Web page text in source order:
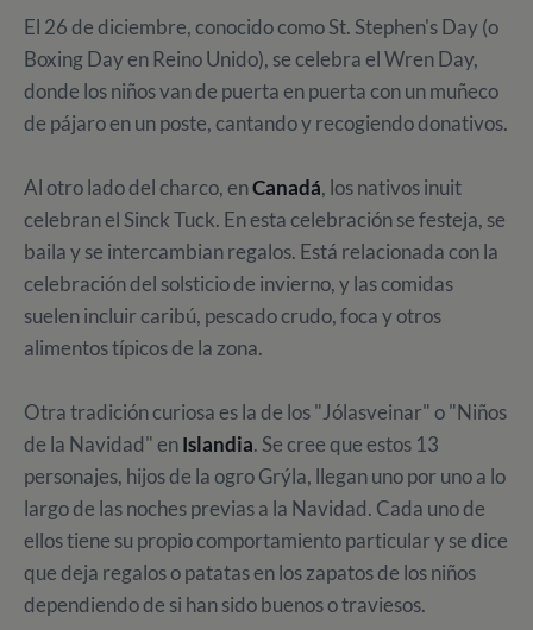
El 26 de diciembre, conocido como St. Stephen's Day (o
Boxing Day en Reino Unido), se celebra el Wren Day,
donde los niños van de puerta en puerta con un muñeco
de pájaro en un poste, cantando y recogiendo donativos.
Al otro lado del charco, enCanadá, los nativos inuit
celebran el Sinck Tuck. En esta celebración se festeja, se
baila y se intercambian regalos. Está relacionada con la
celebración del solsticio de invierno, y las comidas
suelen incluir caribú, pescado crudo, foca y otros
alimentos típicos de la zona.
Otra tradición curiosa es la de los "Jólasveinar" o "Niños
de la Navidad" enIslandia. Se cree que estos 13
personajes, hijos de la ogro Grýla, llegan uno por uno a lo
largo de las noches previas a la Navidad. Cada uno de
ellos tiene su propio comportamiento particular y se dice
que deja regalos o patatas en los zapatos de los niños
dependiendo de si han sido buenos o traviesos.